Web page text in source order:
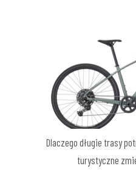
Dlaczego długie trasy
turystyczne